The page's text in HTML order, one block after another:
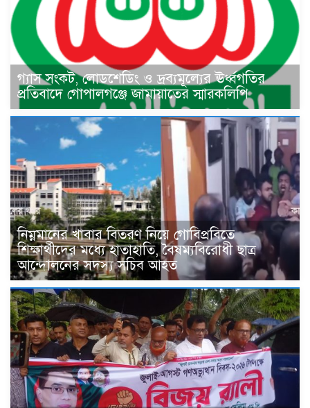
গ্যাস সংকট, লোডশেডিং ও দ্রব্যমূল্যের ঊর্ধ্বগতির
প্রতিবাদে গোপালগঞ্জে জামায়াতের স্মারকলিপি
নিম্নমানের খাবার বিতরণ নিয়ে গোবিপ্রবিতে
শিক্ষার্থীদের মধ্যে হাতাহাতি, বৈষম্যবিরোধী ছাত্র
আন্দোলনের সদস্য সচিব আহত